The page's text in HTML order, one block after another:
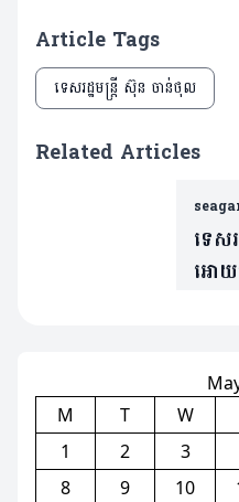
Article Tags
ទេសរដ្ឋមន្ត្រី ស៊ុន ចាន់ថុល
Related Articles
ទេស
អោ
ព្រឹ
M
T W
1
2 3
8
9 10